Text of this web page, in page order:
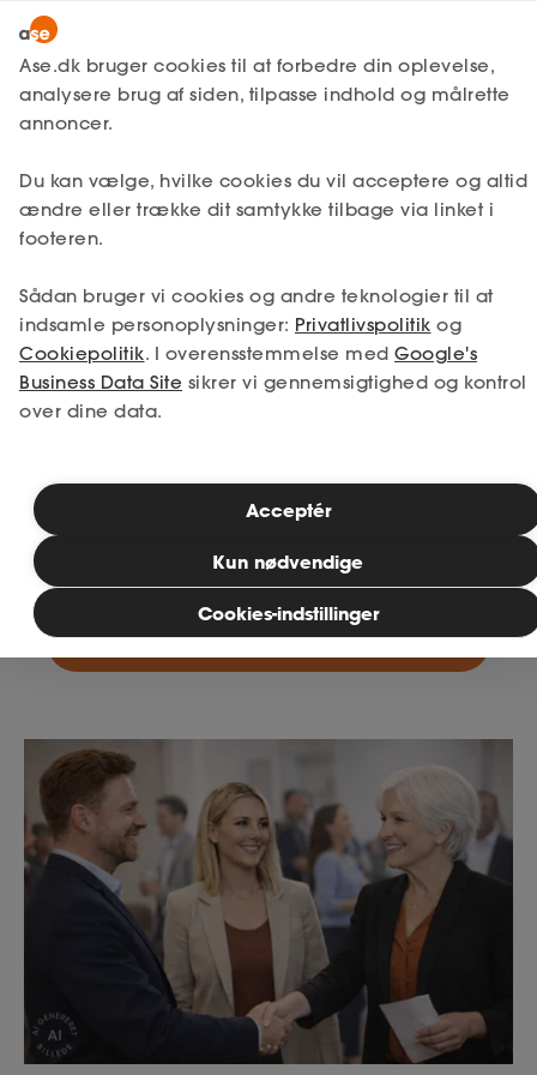
MitAse
Ase Selvstændig
Dokumenter.dk
Lønmodtager
A-kasse
Fagforening
Lønsikring
Få svar
Selvstændig
Studerende
Bliv medlem
Ase Selvstændig
Lønmodtager Få svar
Ansættelse
Kontrakter og vilkår
Publiceret: 26. januar 2026
Overenskomstforhandling 2026
Forhandlingerne for det offentlige arbejdsmarked
Er du usikker på, hvad de kan komme til at betyde
for dig som Ase medlem?
Der er ingen grund til bekymring
hvad betyder det for dig?
Ase.dk bruger cookies til at forbedre din oplevelse,
analysere brug af siden, tilpasse indhold og målrette
annoncer.
Du kan vælge, hvilke cookies du vil acceptere og altid
ændre eller trække dit samtykke tilbage via linket i
footeren.
Sådan bruger vi cookies og andre teknologier til at
indsamle personoplysninger: Privatlivspolitik og
Cookiepolitik. I overensstemmelse med Google's
Business Data Site sikrer vi gennemsigtighed og kontrol
over dine data.
Cookies-indstillinger
Kun nødvendige
Acceptér